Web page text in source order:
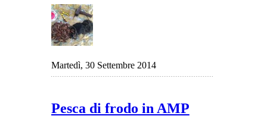
Martedì, 30 Settembre 2014
Pesca di frodo in AMP